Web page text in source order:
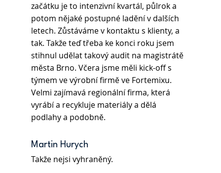
začátku je to intenzivní kvartál, půlrok a
potom nějaké postupné ladění v dalších
letech. Zůstáváme v kontaktu s klienty, a
tak. Takže teď třeba ke konci roku jsem
stihnul udělat takový audit na magistrátě
města Brno. Včera jsme měli kick-off s
týmem ve výrobní firmě ve Fortemixu.
Velmi zajímavá regionální firma, která
vyrábí a recykluje materiály a dělá
podlahy a podobně.
Martin Hurych
Takže nejsi vyhraněný.